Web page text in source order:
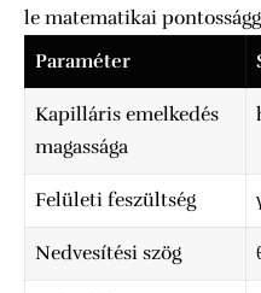
le matematikai
Paraméter
Kapilláris emelkedés
magassága
Felületi feszültség
Nedvesítési szög